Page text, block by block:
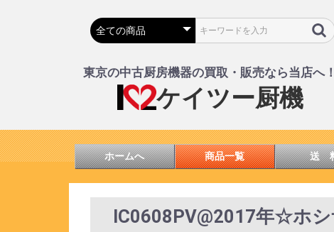
東京の中古厨房機器の買取・販売なら当店へ！
ケイツー厨機
ホームへ 商品一覧 送
IC0608PV@2017年☆ホ